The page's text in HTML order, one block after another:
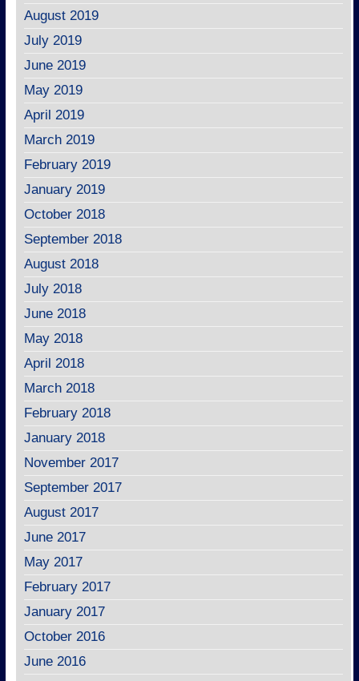
August 2019
July 2019
June 2019
May 2019
April 2019
March 2019
February 2019
January 2019
October 2018
September 2018
August 2018
July 2018
June 2018
May 2018
April 2018
March 2018
February 2018
January 2018
November 2017
September 2017
August 2017
June 2017
May 2017
February 2017
January 2017
October 2016
June 2016